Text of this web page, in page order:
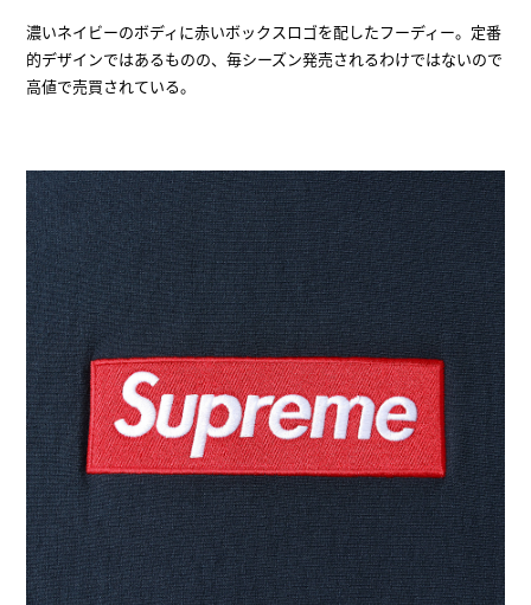
濃いネイビーのボディに赤いボックスロゴを配したフーディー。定番
的デザインではあるものの、毎シーズン発売されるわけではないので
高値で売買されている。